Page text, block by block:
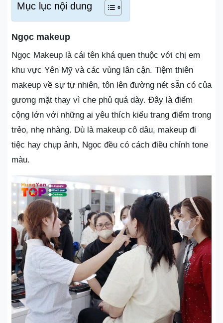
Mục lục nội dung
Ngọc makeup
Ngọc Makeup là cái tên khá quen thuộc với chị em
khu vực Yên Mỹ và các vùng lân cận. Tiệm thiên
makeup về sự tự nhiên, tôn lên đường nét sẵn có của
gương mặt thay vì che phủ quá dày. Đây là điểm
cộng lớn với những ai yêu thích kiểu trang điểm trong
trẻo, nhẹ nhàng. Dù là makeup cô dâu, makeup đi
tiệc hay chụp ảnh, Ngọc đều có cách điều chỉnh tone
màu.